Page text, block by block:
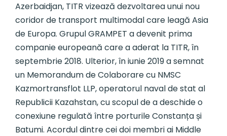
Azerbaidjan, TITR vizează dezvoltarea unui nou
coridor de transport multimodal care leagă Asia
de Europa. Grupul GRAMPET a devenit prima
companie europeană care a aderat la TITR, în
septembrie 2018. Ulterior, în iunie 2019 a semnat
un Memorandum de Colaborare cu NMSC
Kazmortransflot LLP, operatorul naval de stat al
Republicii Kazahstan, cu scopul de a deschide o
conexiune regulată între porturile Constanța și
Batumi. Acordul dintre cei doi membri ai Middle